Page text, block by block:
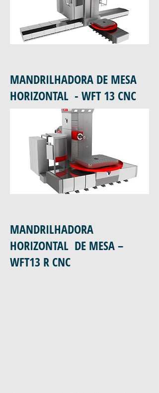
MANDRILHADORA DE MESA
HORIZONTAL - WFT 13 CNC
MANDRILHADORA
HORIZONTAL DE MESA –
WFT13 R CNC